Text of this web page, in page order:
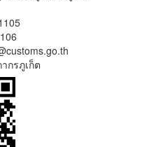
กรภูเก็ต